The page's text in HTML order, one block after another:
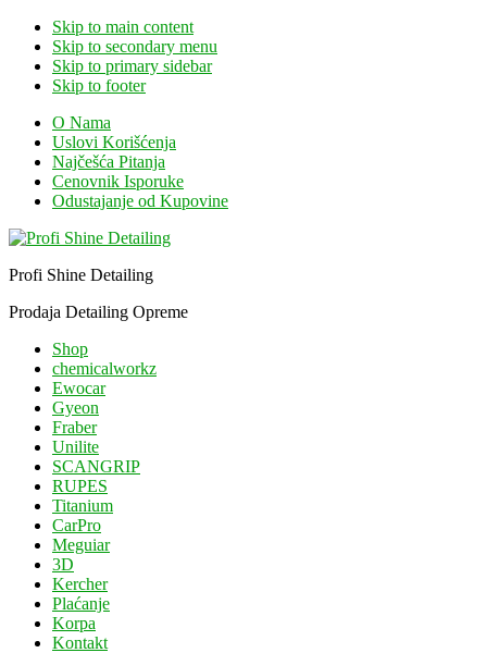
Skip to main content
Skip to secondary menu
Skip to primary sidebar
Skip to footer
O Nama
Uslovi Korišćenja
Najčešća Pitanja
Cenovnik Isporuke
Odustajanje od Kupovine
Profi Shine Detailing
Prodaja Detailing Opreme
Shop
chemicalworkz
Ewocar
Gyeon
Fraber
Unilite
SCANGRIP
RUPES
Titanium
CarPro
Meguiar
3D
Kercher
Plaćanje
Korpa
Kontakt